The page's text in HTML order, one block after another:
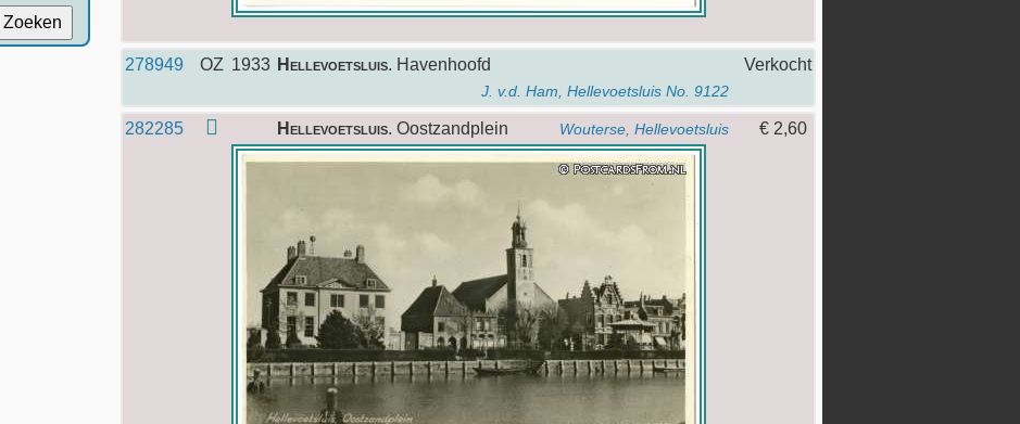
Zoeken
278949 OZ 1933 Hellevoetsluis. Havenhoofd
J. v.d. Ham, Hellevoetsluis No. 9122
Verkocht
282285 Hellevoetsluis. Oostzandplein Wouterse, Hellevoetsluis € 2,60